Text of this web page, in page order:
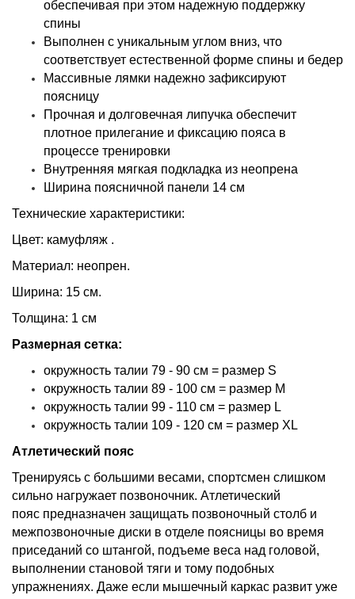
обеспечивая при этом надежную поддержку
спины
Выполнен с уникальным углом вниз, что
соответствует естественной форме спины и бедер
Массивные лямки надежно зафиксируют
поясницу
Прочная и долговечная липучка обеспечит
плотное прилегание и фиксацию пояса в
процессе тренировки
Внутренняя мягкая подкладка из неопрена
Ширина поясничной панели 14 см
Технические характеристики:
Цвет: камуфляж .
Материал: неопрен.
Ширина: 15 см.
Толщина: 1 см
Размерная сетка:
окружность талии 79 - 90 см = размер S
окружность талии 89 - 100 см = размер M
окружность талии 99 - 110 см = размер L
окружность талии 109 - 120 см = размер XL
Атлетический пояс
Тренируясь с большими весами, спортсмен слишком
сильно нагружает позвоночник. Атлетический
пояс предназначен защищать позвоночный столб и
межпозвоночные диски в отделе поясницы во время
приседаний со штангой, подъеме веса над головой,
выполнении становой тяги и тому подобных
упражнениях. Даже если мышечный каркас развит уже